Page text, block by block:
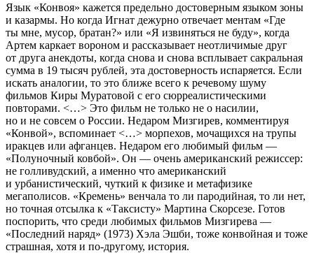
Язык «Конвоя» кажется предельно достоверным языком зоны
и казармы. Но когда Игнат дежурно отвечает ментам «Где
ты мне, мусор, братан?» или «Я извиняться не буду», когда
Артем каркает вороном и рассказывает неотличимые друг
от друга анекдоты, когда снова и снова всплывает сакральная
сумма в 19 тысяч рублей, эта достоверность испаряется. Если
искать аналогии, то это ближе всего к речевому шуму
фильмов Киры Муратовой с его сюрреалистическими
повторами. <…> Это фильм не только не о насилии,
но и не совсем о России. Недаром Мизгирев, комментируя
«Конвой», вспоминает <…> морпехов, мочащихся на трупы
иракцев или афганцев. Недаром его любимый фильм —
«Полуночный ковбой». Он — очень американский режиссер:
не голливудский, а именно что американский
и урбанистический, чуткий к физике и метафизике
мегаполисов. «Кремень» венчала то ли пародийная, то ли нет,
но точная отсылка к «Таксисту» Мартина Скорсезе. Готов
поспорить, что среди любимых фильмов Мизгирева —
«Последний наряд» (1973) Хэла Эшби, тоже конвойная и тоже
страшная, хотя и по-другому, история.